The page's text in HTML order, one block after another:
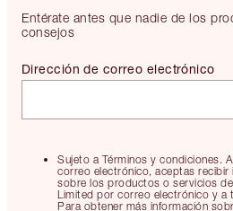
Entérate antes que nadie de los
consejos
Sujeto a Términos y condiciones.
correo electrónico, aceptas recibir
sobre los productos o servicios
Limited por correo electrónico y a
Para obtener más información
Dirección de correo electrónico